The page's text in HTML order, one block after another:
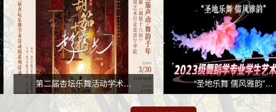
第二届杏坛乐舞活动学术… “圣地乐舞 儒风雅韵”…